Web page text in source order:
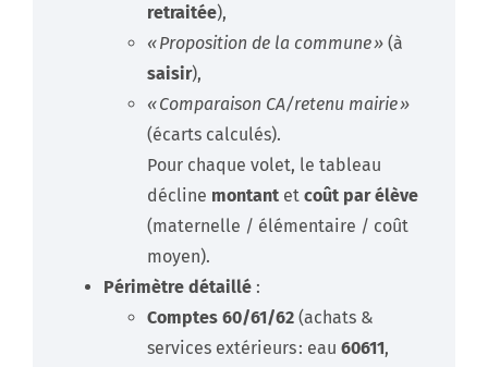
retraitée),
« Proposition de la commune » (à
saisir),
« Comparaison CA/retenu mairie »
(écarts calculés).
Pour chaque volet, le tableau
décline montant et coût par élève
(maternelle / élémentaire / coût
moyen).
Périmètre détaillé :
Comptes 60/61/62 (achats &
services extérieurs : eau 60611,